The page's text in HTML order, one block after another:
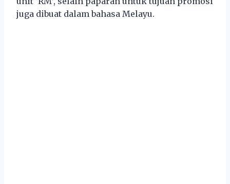
juga dibuat dalam bahasa Melayu.